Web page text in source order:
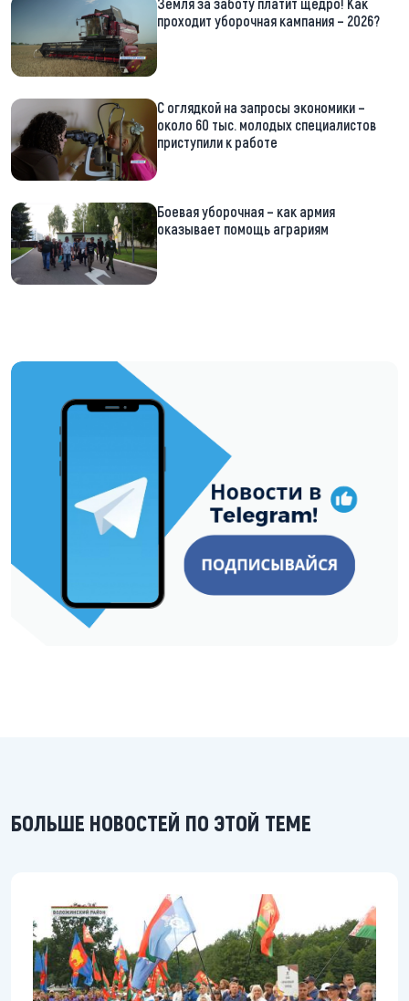
проходит уборочная кампания – 2026?
С оглядкой на запросы экономики –
около 60 тыс. молодых специалистов
приступили к работе
Боевая уборочная – как армия
оказывает помощь аграриям
https://t.me/minskctvby
БОЛЬШЕ НОВОСТЕЙ ПО ЭТОЙ ТЕМЕ